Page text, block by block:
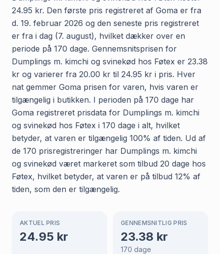
24.95 kr. Den første pris registreret af Goma er fra
d. 19. februar 2026 og den seneste pris registreret
er fra i dag (7. august), hvilket dækker over en
periode på 170 dage. Gennemsnitsprisen for
Dumplings m. kimchi og svinekød hos Føtex er 23.38
kr og varierer fra 20.00 kr til 24.95 kr i pris. Hver
nat gemmer Goma prisen for varen, hvis varen er
tilgængelig i butikken. I perioden på 170 dage har
Goma registreret prisdata for Dumplings m. kimchi
og svinekød hos Føtex i 170 dage i alt, hvilket
betyder, at varen er tilgængelig 100% af tiden. Ud af
de 170 prisregistreringer har Dumplings m. kimchi
og svinekød været markeret som tilbud 20 dage hos
Føtex, hvilket betyder, at varen er på tilbud 12% af
tiden, som den er tilgængelig.
AKTUEL PRIS
24.95 kr
GENNEMSNITLIG PRIS
23.38 kr
170 dage